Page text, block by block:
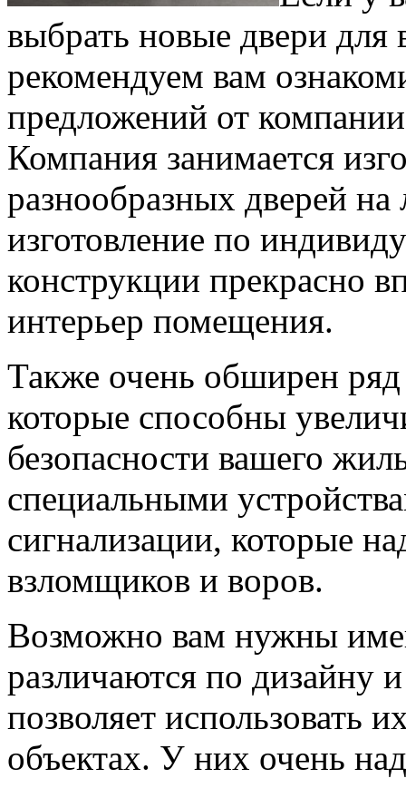
выбрать новые двери для
рекомендуем вам
предложений от
Компания занимается
разнообразных дверей
изготовление по
конструкции прекрасно
интерьер помещения.
Также очень обширен
которые способны
безопасности вашего
специальными
сигнализации, которые
взломщиков и воров.
Возможно вам нужны
различаются по дизайну
позволяет использовать
объектах. У них очень